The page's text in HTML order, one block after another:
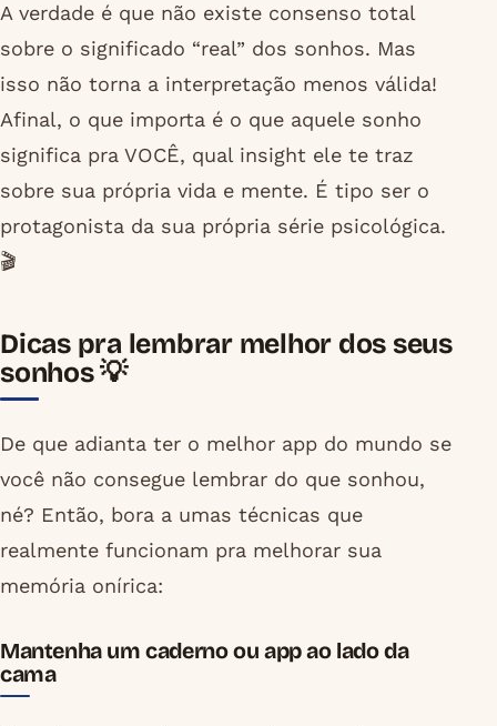
A verdade é que não existe consenso total
sobre o significado “real” dos sonhos. Mas
isso não torna a interpretação menos válida!
Afinal, o que importa é o que aquele sonho
significa pra VOCÊ, qual insight ele te traz
sobre sua própria vida e mente. É tipo ser o
protagonista da sua própria série psicológica.
🎬
Dicas pra lembrar melhor dos seus
sonhos 💡
De que adianta ter o melhor app do mundo se
você não consegue lembrar do que sonhou,
né? Então, bora a umas técnicas que
realmente funcionam pra melhorar sua
memória onírica:
Mantenha um caderno ou app ao lado da
cama